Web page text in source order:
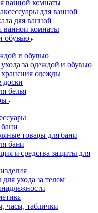
ванной комнаты
для ванной
для ванной
ванной комнаты
обувью
и обувью
за одеждой и обувью
одежды
доски
белья
товары для бани
бани
и средства защиты для
ухода за телом
часы, таблички